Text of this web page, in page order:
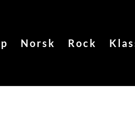
Norsk Rock